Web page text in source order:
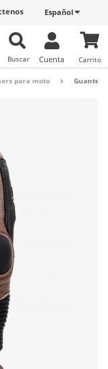
Español
Carrito
Cuenta
Buscar
para moto Guantes